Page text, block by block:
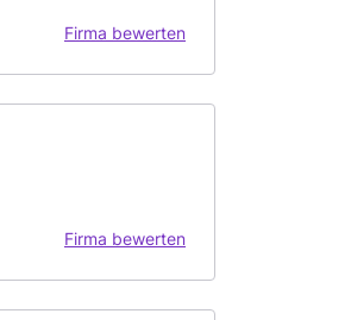
Firma bewerten
Firma bewerten